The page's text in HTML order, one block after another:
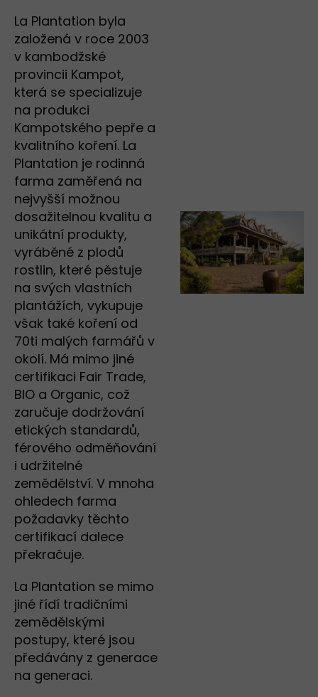
La Plantation byla
založená v roce 2003
v kambodžské
provincii Kampot,
která se specializuje
na produkci
Kampotského pepře a
kvalitního koření. La
Plantation je rodinná
farma zaměřená na
nejvyšší možnou
dosažitelnou kvalitu a
unikátní produkty,
vyráběné z plodů
rostlin, které pěstuje
na svých vlastních
plantážích, vykupuje
však také koření od
70ti malých farmářů v
okolí. Má mimo jiné
certifikaci Fair Trade,
BIO a Organic, což
zaručuje dodržování
etických standardů,
férového odměňování
i udržitelné
zemědělství. V mnoha
ohledech farma
požadavky těchto
certifikací dalece
překračuje.
La Plantation se mimo
jiné řídí tradičními
zemědělskými
postupy, které jsou
předávány z generace
na generaci.